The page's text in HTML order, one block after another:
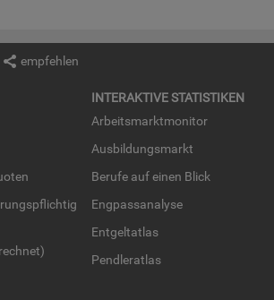
empfehlen
IN­TER­AK­TI­VE STA­TIS­TI­KEN
Ar­beits­markt­mo­ni­tor
Aus­bil­dungs­markt
Be­ru­fe auf einen Blick
Eng­pass­ana­ly­se
Ent­gel­t­at­las
Pend­ler­at­las